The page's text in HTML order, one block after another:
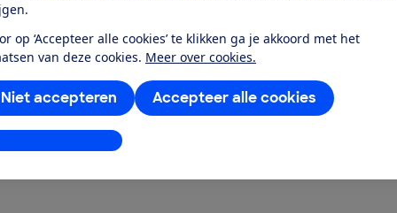
op ‘Accepteer alle cookies’ te klikken ga je akkoord met het
van deze cookies. Meer over cookies.
Accepteer alle cookies
Niet accepteren
aanpassen